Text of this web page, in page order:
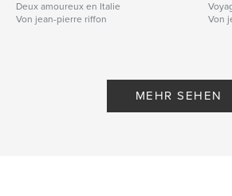
Deux amoureux en Italie
Von jean-pierre riffon
Von
MEHR SEHEN